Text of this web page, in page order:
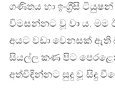
ගණිතය හා ඉංග්‍රීසි
විමසන්නට වූ වා ය. මම
අයට වඩා වෙනසක් ඇති
සියල්ල කණ පිට
අත්විඳින්නට සුදු වූ සිදු